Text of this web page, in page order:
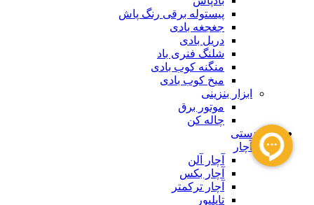
پیستوله برقی رنگ پاش
جغجغه بادی
دریل بادی
شلنگ فنری باد
منگنه کوب بادی
میخ کوب بادی
ابزار بنزینی
موتور برق
چاله کن
ابزار دستی
آچار
آچار آلن
آچار بکس
آچار ترکمتر
تایلیور